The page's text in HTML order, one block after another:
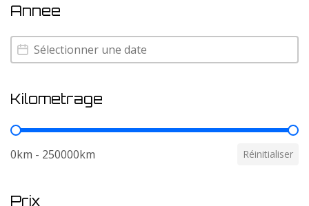
Annee
Annee
Annee
Kilometrage
Kilometrage
0km - 250000km Réinitialiser
Prix